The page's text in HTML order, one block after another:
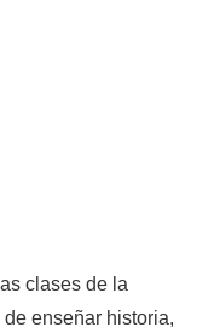
clases de la
enseñar historia,